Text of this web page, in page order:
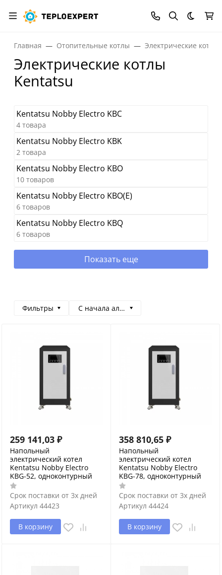
Темная
Главная Отопительные котлы Электрические котлы
Электрические котлы
Kentatsu
Kentatsu Nobby Electro KBC
4 товара
Kentatsu Nobby Electro KBK
2 товара
Kentatsu Nobby Electro KBO
10 товаров
Kentatsu Nobby Electro KBO(E)
6 товаров
Kentatsu Nobby Electro KBQ
6 товаров
Показать еще
Фильтры С начала алфавита
259 141,03 ₽
Напольный
электрический котел
Kentatsu Nobby Electro
KBG-52, одноконтурный
Срок поставки от 3х дней
Артикул 44423
В корзину
358 810,65 ₽
Напольный
электрический котел
Kentatsu Nobby Electro
KBG-78, одноконтурный
Срок поставки от 3х дней
Артикул 44424
В корзину